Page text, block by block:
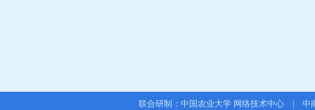
联合研制：中国农业大学 网络技术中心 |